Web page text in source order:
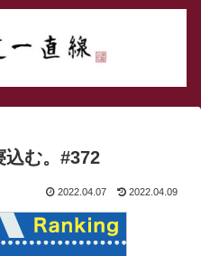
込む。#372
2022.04.07 2022.04.09